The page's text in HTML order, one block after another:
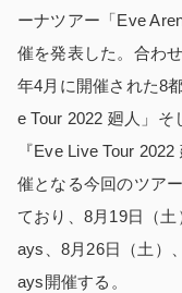
ーナツアー「Eve
催を発表した。合わ
年4月に開催された8
e Tour 2022 廻人」
『Eve Live Tour
催となる今回のツア
ており、8月19日（
ays、8月26日（土）
ays開催する。